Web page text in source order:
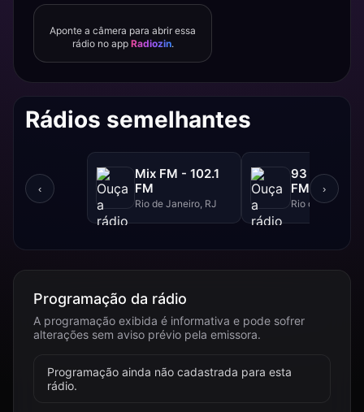
Aponte a câmera para abrir essa
rádio no app Radiozin.
Rádios semelhantes
‹
Mix FM - 102.1
FM
Rio de Janeiro, RJ
93 FM -
FM
Rio de Janeiro,
›
Programação da rádio
A programação exibida é informativa e pode sofrer
alterações sem aviso prévio pela emissora.
Programação ainda não cadastrada para esta
rádio.